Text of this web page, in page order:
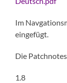
Im
eingefügt.
Die
1.8